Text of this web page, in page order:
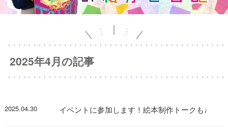
2025年4月の記事
2025.04.30 イベントに参加します！絵本制作トークも♩